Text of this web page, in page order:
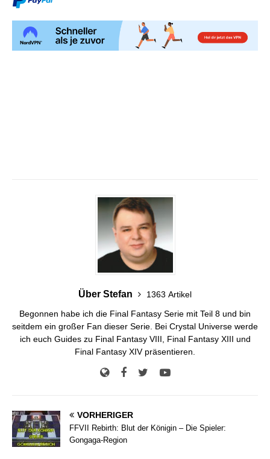
Über Stefan
1363 Artikel
Begonnen habe ich die Final Fantasy Serie mit Teil 8 und bin
seitdem ein großer Fan dieser Serie. Bei Crystal Universe werde
ich euch Guides zu Final Fantasy VIII, Final Fantasy XIII und
Final Fantasy XIV präsentieren.
VORHERIGER
FFVII Rebirth: Blut der Königin – Die Spieler:
Gongaga-Region